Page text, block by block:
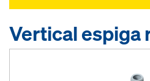
Vertical espiga